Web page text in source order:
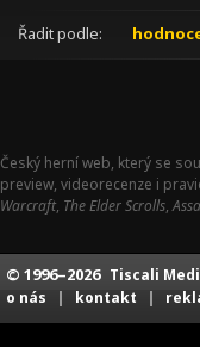
Řadit podle:
Český herní web, který se
preview, videorecenze i
Warcraft, The Elder Scrolls,
© 1996–2026 Tiscali
o nás | kontakt |